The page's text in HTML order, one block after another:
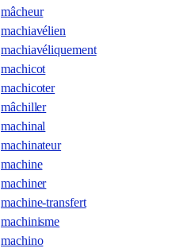
mâcheur
machiavélien
machiavéliquement
machicot
machicoter
mâchiller
machinal
machinateur
machine
machiner
machine-transfert
machinisme
machino